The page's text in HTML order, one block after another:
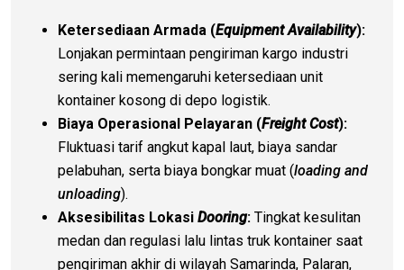
Ketersediaan Armada (Equipment Availability):
Lonjakan permintaan pengiriman kargo industri
sering kali memengaruhi ketersediaan unit
kontainer kosong di depo logistik.
Biaya Operasional Pelayaran (Freight Cost):
Fluktuasi tarif angkut kapal laut, biaya sandar
pelabuhan, serta biaya bongkar muat (loading and
unloading).
Aksesibilitas Lokasi Dooring: Tingkat kesulitan
medan dan regulasi lalu lintas truk kontainer saat
pengiriman akhir di wilayah Samarinda, Palaran,